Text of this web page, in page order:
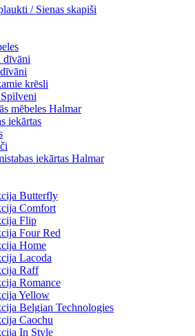
/ Sienas skapiši
dīvāni
krēsli
mēbeles Halmar
iekārtas
iekārtas Halmar
Butterfly
Comfort
Flip
Four Red
Home
Lacoda
Raff
Romance
Yellow
Belgian Technologies
Caochu
In Style